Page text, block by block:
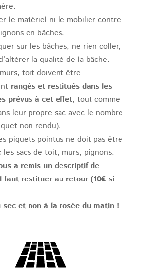
le matériel ni le mobilier contre
en bâches.
sur les bâches, ne rien coller,
la qualité de la bâche.
toit doivent être
rangés et restitués dans les
prévus à cet effet, tout comme
leur propre sac avec le nombre
non rendu).
piquets pointus ne doit pas être
les sacs de toit, murs, pignons.
a remis un descriptif de
faut restituer au retour (10€ si
sec et non à la rosée du matin !